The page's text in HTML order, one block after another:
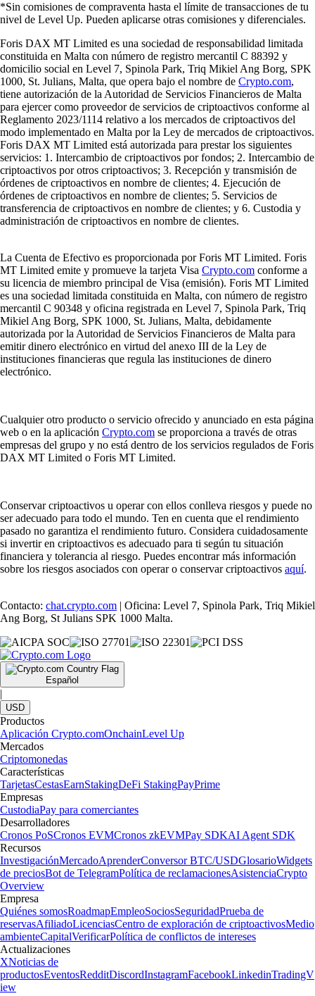
*Sin comisiones de compraventa hasta el límite de transacciones de tu
nivel de Level Up. Pueden aplicarse otras comisiones y diferenciales.
Foris DAX MT Limited es una sociedad de responsabilidad limitada
constituida en Malta con número de registro mercantil C 88392 y
domicilio social en Level 7, Spinola Park, Triq Mikiel Ang Borg, SPK
1000, St. Julians, Malta, que opera bajo el nombre de Crypto.com,
tiene autorización de la Autoridad de Servicios Financieros de Malta
para ejercer como proveedor de servicios de criptoactivos conforme al
Reglamento 2023/1114 relativo a los mercados de criptoactivos del
modo implementado en Malta por la Ley de mercados de criptoactivos.
Foris DAX MT Limited está autorizada para prestar los siguientes
servicios: 1. Intercambio de criptoactivos por fondos; 2. Intercambio de
criptoactivos por otros criptoactivos; 3. Recepción y transmisión de
órdenes de criptoactivos en nombre de clientes; 4. Ejecución de
órdenes de criptoactivos en nombre de clientes; 5. Servicios de
transferencia de criptoactivos en nombre de clientes; y 6. Custodia y
administración de criptoactivos en nombre de clientes.
La Cuenta de Efectivo es proporcionada por Foris MT Limited. Foris
MT Limited emite y promueve la tarjeta Visa Crypto.com conforme a
su licencia de miembro principal de Visa (emisión). Foris MT Limited
es una sociedad limitada constituida en Malta, con número de registro
mercantil C 90348 y oficina registrada en Level 7, Spinola Park, Triq
Mikiel Ang Borg, SPK 1000, St. Julians, Malta, debidamente
autorizada por la Autoridad de Servicios Financieros de Malta para
emitir dinero electrónico en virtud del anexo III de la Ley de
instituciones financieras que regula las instituciones de dinero
electrónico.
Cualquier otro producto o servicio ofrecido y anunciado en esta página
web o en la aplicación Crypto.com se proporciona a través de otras
empresas del grupo y no está dentro de los servicios regulados de Foris
DAX MT Limited o Foris MT Limited.
Conservar criptoactivos u operar con ellos conlleva riesgos y puede no
ser adecuado para todo el mundo. Ten en cuenta que el rendimiento
pasado no garantiza el rendimiento futuro. Considera cuidadosamente
si invertir en criptoactivos es adecuado para ti según tu situación
financiera y tolerancia al riesgo. Puedes encontrar más información
sobre los riesgos asociados con operar o conservar criptoactivos aquí.
Contacto: chat.crypto.com | Oficina: Level 7, Spinola Park, Triq Mikiel
Ang Borg, St Julians SPK 1000 Malta.
Español
|
USD
Productos
Aplicación Crypto.comOnchainLevel Up
Mercados
Criptomonedas
Características
TarjetasCestasEarnStakingDeFi StakingPayPrime
Empresas
CustodiaPay para comerciantes
Desarrolladores
Cronos PoSCronos EVMCronos zkEVMPay SDKAI Agent SDK
Recursos
InvestigaciónMercadoAprenderConversor BTC/USDGlosarioWidgets
de preciosBot de TelegramPolítica de reclamacionesAsistenciaCrypto
Overview
Empresa
Quiénes somosRoadmapEmpleoSociosSeguridadPrueba de
reservasAfiliadoLicenciasCentro de exploración de criptoactivosMedio
ambienteCapitalVerificarPolítica de conflictos de intereses
Actualizaciones
XNoticias de
productosEventosRedditDiscordInstagramFacebookLinkedinTradingV
iew